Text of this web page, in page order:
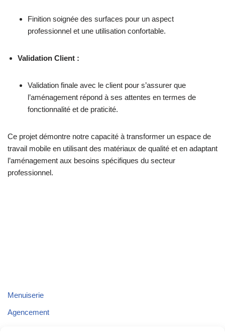
Finition soignée des surfaces pour un aspect
professionnel et une utilisation confortable.
Validation Client :
Validation finale avec le client pour s’assurer que
l’aménagement répond à ses attentes en termes de
fonctionnalité et de praticité.
Ce projet démontre notre capacité à transformer un espace de
travail mobile en utilisant des matériaux de qualité et en adaptant
l’aménagement aux besoins spécifiques du secteur
professionnel.
Menuiserie
Agencement